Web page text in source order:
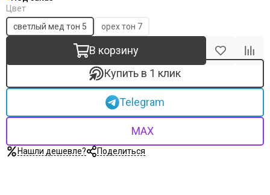
Цвет
светлый мед тон 5
орех тон 7
В корзину
Купить в 1 клик
Telegram
MAX
Нашли дешевле? Поделиться